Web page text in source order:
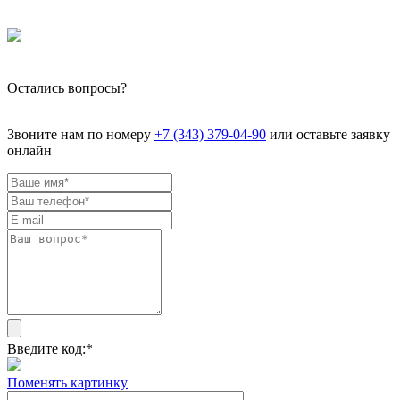
Остались вопросы?
Звоните нам по номеру +7 (343) 379-04-90 или оставьте заявку
онлайн
Введите код:*
Поменять картинку